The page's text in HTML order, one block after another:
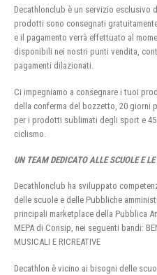
Decathlonclub è un servizio esclusivo
prodotti sono consegnati
e il pagamento verrà effettuato al
disponibili nei nostri punti vendita,
pagamenti dilazionati.
Ci impegniamo a consegnare i tuoi
della conferma del bozzetto, 20 giorni
per i prodotti sublimati degli sport e
ciclismo.
UN TEAM DEDICATO ALLE SCUOLE E LE
Decathlonclub ha sviluppato
delle scuole e delle Pubbliche
principali marketplace della Pubblica
MEPA di Consip, nei seguenti bandi:
MUSICALI E RICREATIVE
Decathlon è vicino ai bisogni delle